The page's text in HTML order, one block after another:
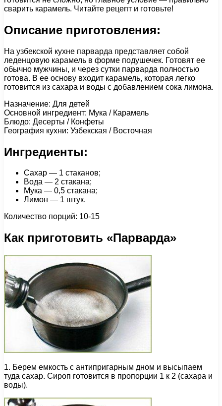
сварить карамель. Читайте рецепт и готовьте!
Описание приготовления:
На узбекской кухне парварда представляет собой
леденцовую карамель в форме подушечек. Готовят ее
обычно мужчины, и через сутки парварда полностью
готова. В ее основу входит карамель, которая легко
готовится из сахара и воды с добавлением сока лимона.
Назначение: Для детей
Основной ингредиент: Мука / Карамель
Блюдо: Десерты / Конфеты
География кухни: Узбекская / Восточная
Ингредиенты:
Сахар — 1 стаканов;
Вода — 2 стакана;
Мука — 0,5 стакана;
Лимон — 1 штук.
Количество порций: 10-15
Как приготовить «Парварда»
1. Берем емкость с антипригарным дном и высыпаем
туда сахар. Сироп готовится в пропорции 1 к 2 (сахара и
воды).